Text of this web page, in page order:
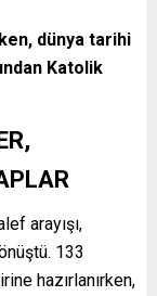
dünya tarihi
Katolik
arayışı,
133
hazırlanırken,